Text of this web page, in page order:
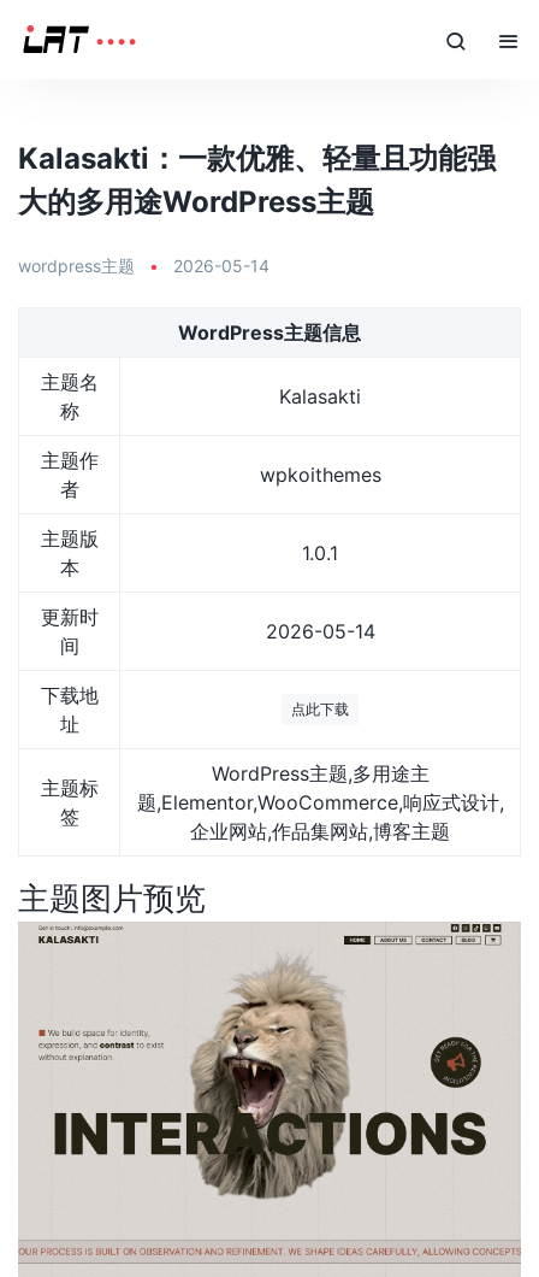
Kalasakti：一款优雅、轻量且功能强
大的多用途WordPress主题
wordpress主题 • 2026-05-14
WordPress主题信息
主题名
称
Kalasakti
主题作
者
wpkoithemes
主题版
本
1.0.1
更新时
间
2026-05-14
下载地
址
点此下载
主题标
签
WordPress主题,多用途主
题,Elementor,WooCommerce,响应式设计,
企业网站,作品集网站,博客主题
主题图片预览